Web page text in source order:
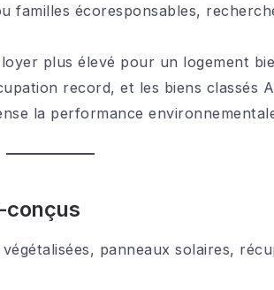
familles écoresponsables,
plus élevé pour un logement
record, et les biens classés
la performance
conçus
panneaux solaires,